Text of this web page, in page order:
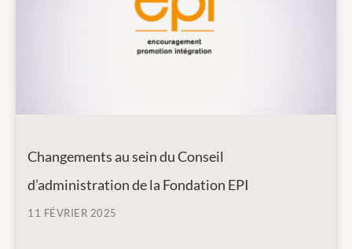
Changements au sein du Conseil
d’administration de la Fondation EPI
11 FÉVRIER 2025